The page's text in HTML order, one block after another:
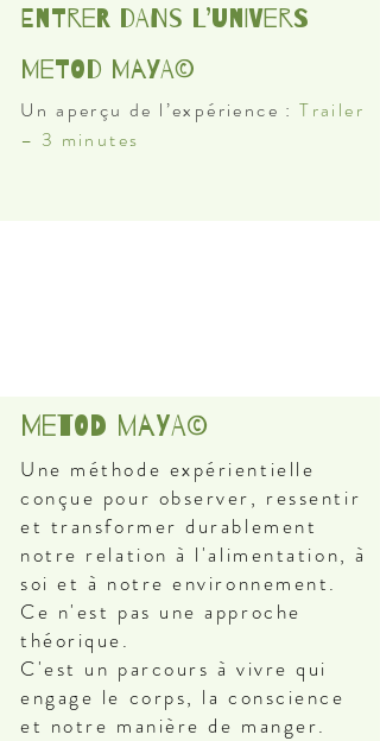
Entrer dans l’univers
Metod Maya©
Un aperçu de l’expérience :Trailer
– 3 minutes
Metod Maya©
Une méthode expérientielle
conçue pour observer, ressentir
et transformer durablement
notre relation à l'alimentation, à
soi et à notre environnement.
Ce n'est pas une approche
théorique.
C'est un parcours à vivre qui
engage le corps, la conscience
et notre manière de manger.​